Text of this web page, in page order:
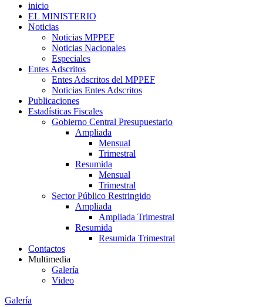
inicio
EL MINISTERIO
Noticias
Noticias MPPEF
Noticias Nacionales
Especiales
Entes Adscritos
Entes Adscritos del MPPEF
Noticias Entes Adscritos
Publicaciones
Estadísticas Fiscales
Gobierno Central Presupuestario
Ampliada
Mensual
Trimestral
Resumida
Mensual
Trimestral
Sector Público Restringido
Ampliada
Ampliada Trimestral
Resumida
Resumida Trimestral
Contactos
Multimedia
Galería
Video
Galería